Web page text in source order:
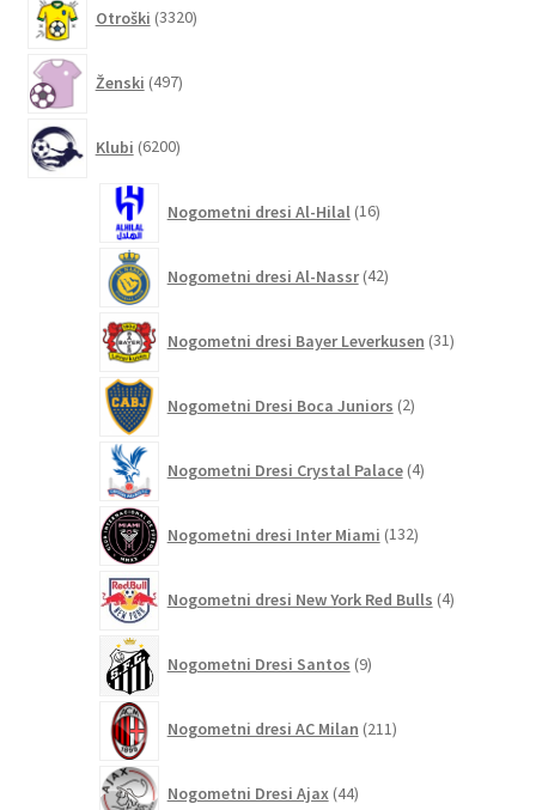
Otroški 3320izdelkov
Ženski 497izdelkov
Klubi 6200izdelkov
Nogometni dresi Al-Hilal 16izdelkov
Nogometni dresi Al-Nassr 42izdelkov
Nogometni dresi Bayer Leverkusen 31izdelkov
Nogometni Dresi Boca Juniors 2izdelka
Nogometni Dresi Crystal Palace 4izdelki
Nogometni dresi Inter Miami 132izdelkov
Nogometni dresi New York Red Bulls 4izdelki
Nogometni Dresi Santos 9izdelkov
Nogometni dresi AC Milan 211izdelkov
Nogometni Dresi Ajax 44izdelkov